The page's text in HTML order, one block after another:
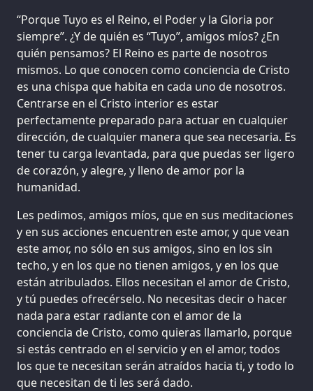
“Porque Tuyo es el Reino, el Poder y la Gloria por
siempre”. ¿Y de quién es “Tuyo”, amigos míos? ¿En
quién pensamos? El Reino es parte de nosotros
mismos. Lo que conocen como conciencia de Cristo
es una chispa que habita en cada uno de nosotros.
Centrarse en el Cristo interior es estar
perfectamente preparado para actuar en cualquier
dirección, de cualquier manera que sea necesaria. Es
tener tu carga levantada, para que puedas ser ligero
de corazón, y alegre, y lleno de amor por la
humanidad.
Les pedimos, amigos míos, que en sus meditaciones
y en sus acciones encuentren este amor, y que vean
este amor, no sólo en sus amigos, sino en los sin
techo, y en los que no tienen amigos, y en los que
están atribulados. Ellos necesitan el amor de Cristo,
y tú puedes ofrecérselo. No necesitas decir o hacer
nada para estar radiante con el amor de la
conciencia de Cristo, como quieras llamarlo, porque
si estás centrado en el servicio y en el amor, todos
los que te necesitan serán atraídos hacia ti, y todo lo
que necesitan de ti les será dado.